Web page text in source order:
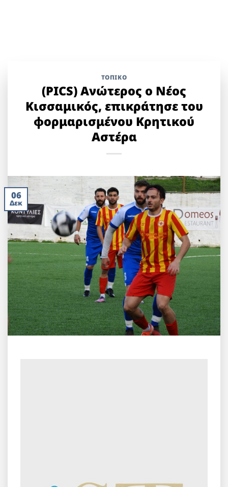
ΤΟΠΙΚΌ
(PICS) Ανώτερος ο Νέος
Κισσαμικός, επικράτησε του
φορμαρισμένου Κρητικού
Αστέρα
06
Δεκ